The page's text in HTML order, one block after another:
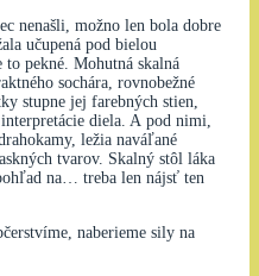
nenašli, možno len bola dobre
učupená pod bielou
pekné. Mohutná skalná
sochára, rovnobežné
stupne jej farebných stien,
diela. A pod nimi,
ležia naváľané
tvarov. Skalný stôl láka
na… treba len nájsť ten
naberieme sily na